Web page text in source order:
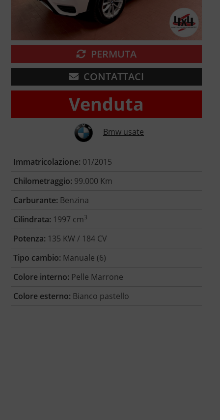
PERMUTA
CONTATTACI
Venduta
Bmw usate
Immatricolazione: 01/2015
Chilometraggio: 99.000 Km
Carburante: Benzina
Cilindrata: 1997 cm3
Potenza: 135 KW / 184 CV
Tipo cambio: Manuale (6)
Colore interno: Pelle Marrone
Colore esterno: Bianco pastello